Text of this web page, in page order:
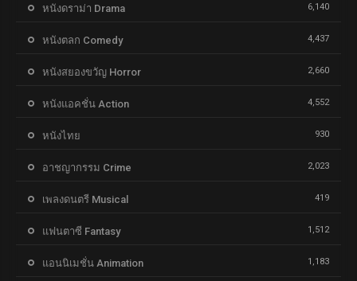
หนังดราม่า Drama 6,140
หนังตลก Comedy 4,437
หนังสยองขวัญ Horror 2,660
หนังแอคชั่น Action 4,552
หนังไทย 930
อาชญากรรม Crime 2,023
เพลงดนตรี Musical 419
แฟนตาซี Fantasy 1,512
แอนนิเมชั่น Animation 1,183